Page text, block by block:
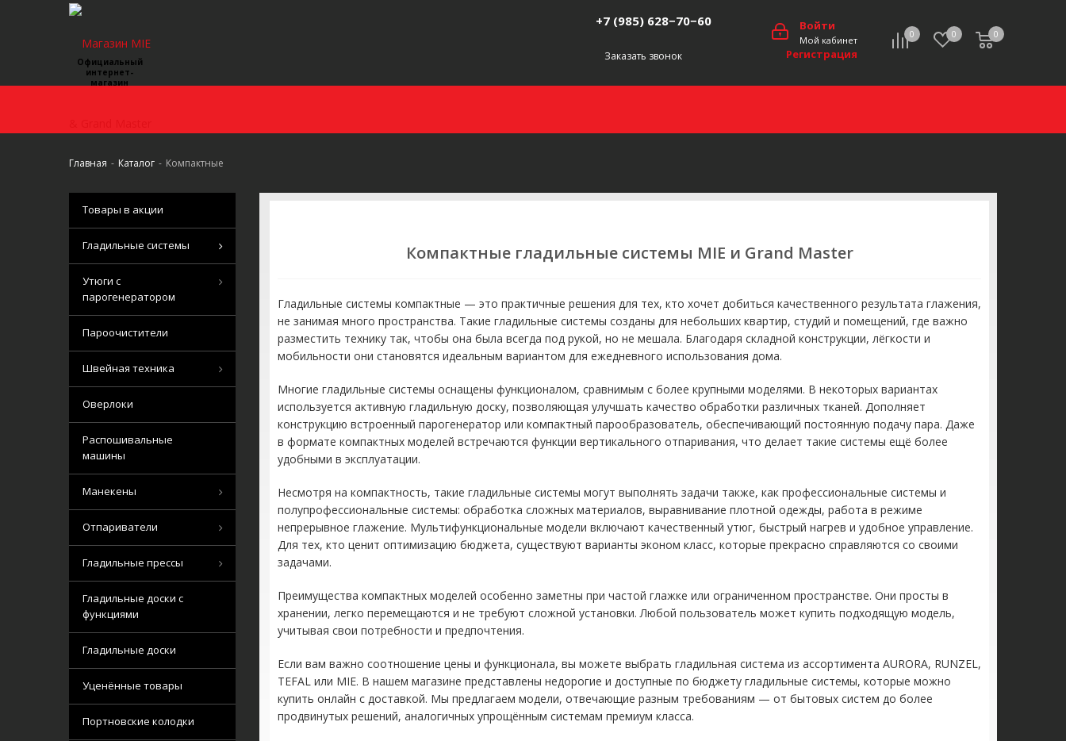
Официальный
интернет-
магазин
0 0 0
Войти
Мой кабинет
Регистрация
+7 (985) 628−70−60
Заказать звонок
Главная - Каталог - Компактные
Компактные гладильные системы MIE и Grand Master
Гладильные системы компактные — это практичные решения для тех, кто хочет добиться качественного результата глажения,
не занимая много пространства. Такие гладильные системы созданы для небольших квартир, студий и помещений, где важно
разместить технику так, чтобы она была всегда под рукой, но не мешала. Благодаря складной конструкции, лёгкости и
мобильности они становятся идеальным вариантом для ежедневного использования дома.
Многие гладильные системы оснащены функционалом, сравнимым с более крупными моделями. В некоторых вариантах
используется активную гладильную доску, позволяющая улучшать качество обработки различных тканей. Дополняет
конструкцию встроенный парогенератор или компактный парообразователь, обеспечивающий постоянную подачу пара. Даже
в формате компактных моделей встречаются функции вертикального отпаривания, что делает такие системы ещё более
удобными в эксплуатации.
Несмотря на компактность, такие гладильные системы могут выполнять задачи также, как профессиональные системы и
полупрофессиональные системы: обработка сложных материалов, выравнивание плотной одежды, работа в режиме
непрерывное глажение. Мультифункциональные модели включают качественный утюг, быстрый нагрев и удобное управление.
Для тех, кто ценит оптимизацию бюджета, существуют варианты эконом класс, которые прекрасно справляются со своими
задачами.
Преимущества компактных моделей особенно заметны при частой глажке или ограниченном пространстве. Они просты в
хранении, легко перемещаются и не требуют сложной установки. Любой пользователь может купить подходящую модель,
учитывая свои потребности и предпочтения.
Если вам важно соотношение цены и функционала, вы можете выбрать гладильная система из ассортимента AURORA, RUNZEL,
TEFAL или MIE. В нашем магазине представлены недорогие и доступные по бюджету гладильные системы, которые можно
купить онлайн с доставкой. Мы предлагаем модели, отвечающие разным требованиям — от бытовых систем до более
продвинутых решений, аналогичных упрощённым системам премиум класса.
Товары в акции
Гладильные системы
Утюги с
парогенератором
Пароочистители
Швейная техника
Оверлоки
Распошивальные
машины
Манекены
Отпариватели
Гладильные прессы
Гладильные доски с
функциями
Гладильные доски
Уценённые товары
Портновские колодки